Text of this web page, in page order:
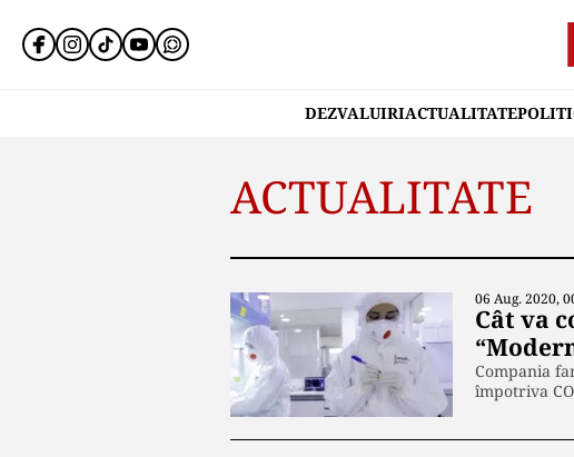
DEZVALUIRIACTUALITATE
ACTUALITATE
06 Aug. 2020,
Cât va
Compania
împotriva